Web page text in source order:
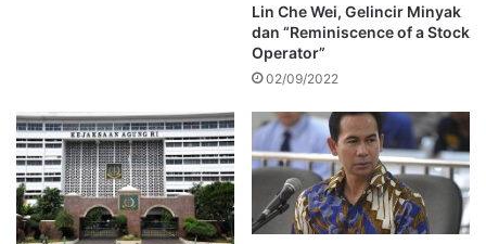
Lin Che Wei, Gelincir Minyak
dan “Reminiscence of a Stock
Operator”
02/09/2022